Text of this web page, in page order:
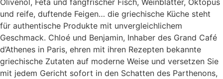
Olivenöl, Feta und fangfrischer Fisch, Weinblätter, Oktopus
und reife, duftende Feigen… die griechische Küche steht
für authentische Produkte mit unvergleichlichem
Geschmack. Chloé und Benjamin, Inhaber des Grand Café
d’Athenes in Paris, ehren mit ihren Rezepten bekannte
griechische Zutaten auf moderne Weise und versetzen Sie
mit jedem Gericht sofort in den Schatten des Parthenons,